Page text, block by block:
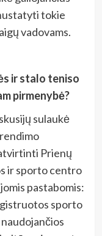
tokie
vadovams.
ir stalo teniso
pirmenybė?
sulaukė
Prienų
ir sporto centro
pastabomis:
sporto